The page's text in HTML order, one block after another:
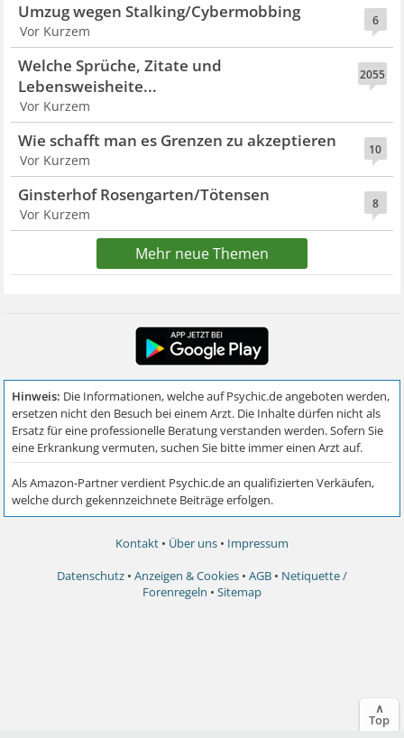
6
Umzug wegen Stalking/Cybermobbing
Vor Kurzem
2055
Welche Sprüche, Zitate und
Lebensweisheite...
Vor Kurzem
10
Wie schafft man es Grenzen zu akzeptieren
Vor Kurzem
8
Ginsterhof Rosengarten/Tötensen
Vor Kurzem
Mehr neue Themen
Kontakt • Über uns • Impressum
Datenschutz • Anzeigen & Cookies • AGB • Netiquette /
Forenregeln • Sitemap
∧
Top